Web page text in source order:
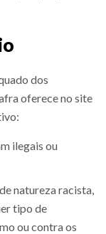
dos
oferece no site
ilegais ou
natureza racista,
tipo de
ou contra os